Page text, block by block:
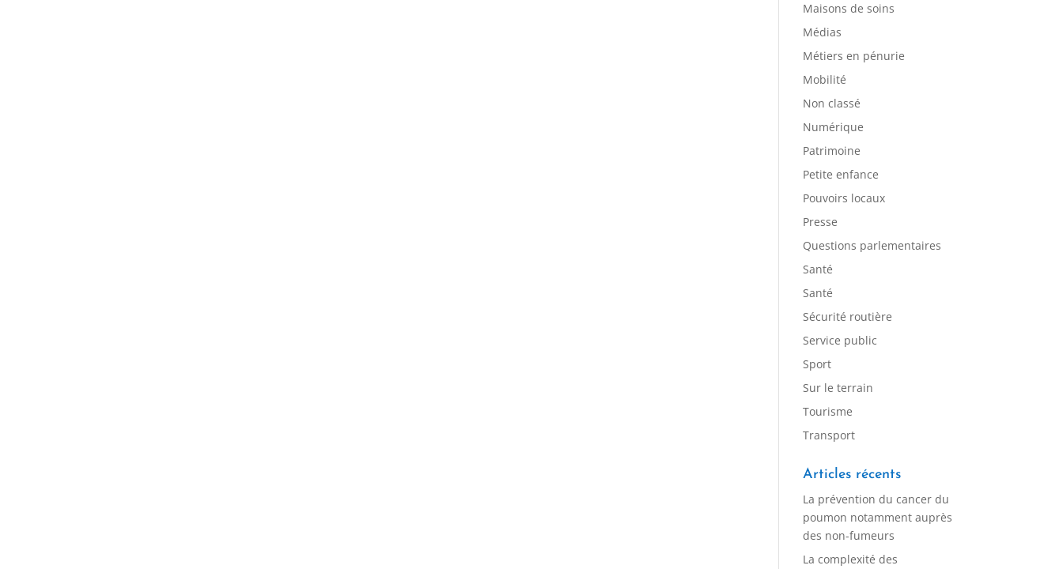
Maisons de soins
Médias
Métiers en pénurie
Mobilité
Non classé
Numérique
Patrimoine
Petite enfance
Pouvoirs locaux
Presse
Questions parlementaires
Santé
Santé
Sécurité routière
Service public
Sport
Sur le terrain
Tourisme
Transport
Articles récents
La prévention du cancer du
poumon notamment auprès
des non-fumeurs
La complexité des